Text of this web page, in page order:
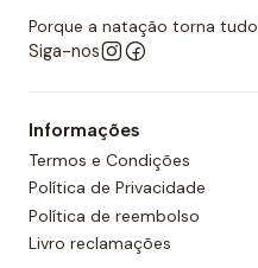
desportos aquáticos
Além disso, todos os
um forro completo na
cordão ajustável para
Porque a natação torna
Siga-nos
Informações
Termos e Condições
Política de Privacidade
Política de reembolso
Livro reclamações